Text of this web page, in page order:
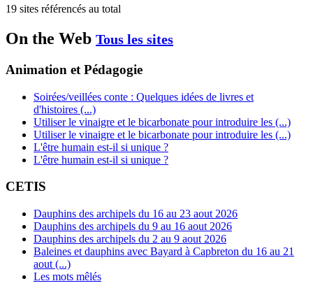
19 sites référencés au total
On the Web Tous les sites
Animation et Pédagogie
Soirées/veillées conte : Quelques idées de livres et
d'histoires (...)
Utiliser le vinaigre et le bicarbonate pour introduire les (...)
Utiliser le vinaigre et le bicarbonate pour introduire les (...)
L'être humain est-il si unique ?
L'être humain est-il si unique ?
CETIS
Dauphins des archipels du 16 au 23 aout 2026
Dauphins des archipels du 9 au 16 aout 2026
Dauphins des archipels du 2 au 9 aout 2026
Baleines et dauphins avec Bayard à Capbreton du 16 au 21
aout (...)
Les mots mêlés